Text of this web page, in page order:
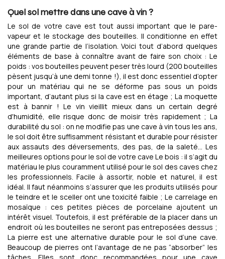
Quel sol mettre dans une cave à vin ?
Le sol de votre cave est tout aussi important que le pare-
vapeur et le stockage des bouteilles. Il conditionne en effet
une grande partie de l’isolation. Voici tout d’abord quelques
éléments de base à connaître avant de faire son choix : Le
poids : vos bouteilles peuvent peser très lourd (200 bouteilles
pèsent jusqu’à une demi tonne !), il est donc essentiel d’opter
pour un matériau qui ne se déforme pas sous un poids
important, d’autant plus si la cave est en étage ; La moquette
est à bannir ! Le vin vieillit mieux dans un certain degré
d'humidité, elle risque donc de moisir très rapidement ; La
durabilité du sol : on ne modifie pas une cave à vin tous les ans,
le sol doit être suffisamment résistant et durable pour résister
aux assauts des déversements, des pas, de la saleté… Les
meilleures options pour le sol de votre cave Le bois : il s’agit du
matériau le plus couramment utilisé pour le sol des caves chez
les professionnels. Facile à assortir, noble et naturel, il est
idéal. Il faut néanmoins s’assurer que les produits utilisés pour
le teindre et le sceller ont une toxicité faible ; Le carrelage en
mosaïque : ces petites pièces de porcelaine ajoutent un
intérêt visuel. Toutefois, il est préférable de la placer dans un
endroit où les bouteilles ne seront pas entreposées dessus ;
La pierre est une alternative durable pour le sol d’une cave.
Beaucoup de pierres ont l’avantage de ne pas “absorber” les